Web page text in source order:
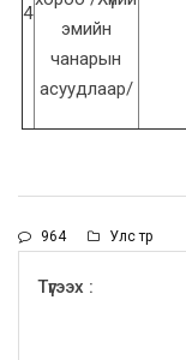
4
эмийн
чанарын
асуудлаар/
964 Улс төр
Түгээх :